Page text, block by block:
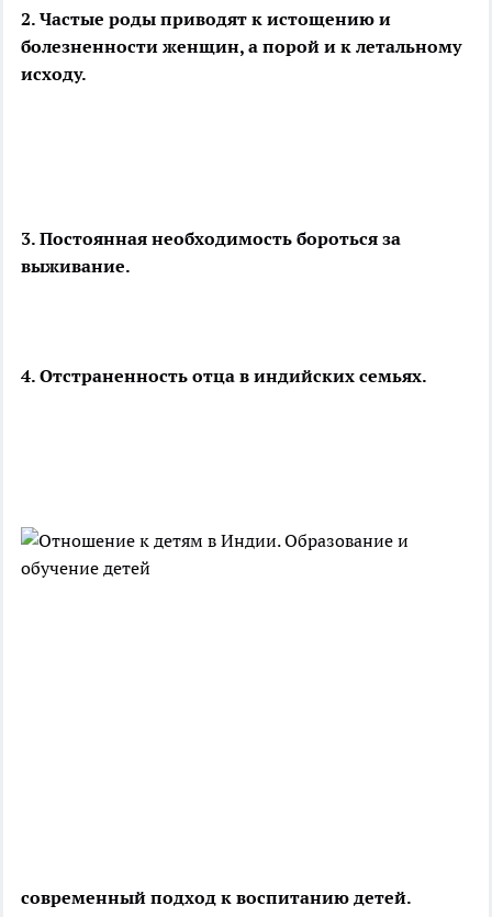
2. Частые роды приводят к истощению и
болезненности женщин, а порой и к летальному
исходу.
3. Постоянная необходимость бороться за
выживание.
4. Отстраненность отца в индийских семьях.
современный подход к воспитанию детей.